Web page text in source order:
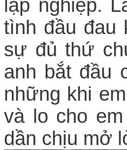
lập nghiệp.
tình đầu đau
sự đủ thứ
anh bắt đầu
những khi
và lo cho
dần chịu mở